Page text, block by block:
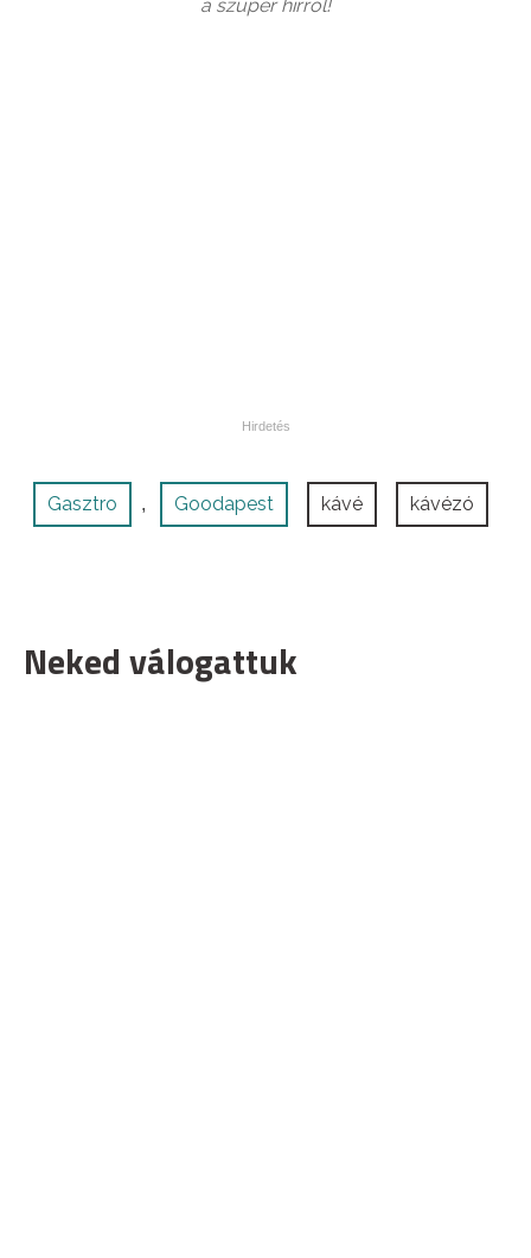
a szuper hírről!
Gasztro , Goodapest kávé kávézó
Neked válogattuk